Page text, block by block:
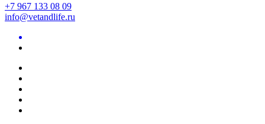
+7 967 133 08 09
info@vetandlife.ru